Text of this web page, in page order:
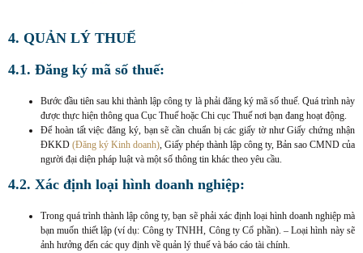
4. QUẢN LÝ THUẾ
4.1. Đăng ký mã số thuế:
Bước đầu tiên sau khi thành lập công ty là phải đăng ký mã số thuế. Quá trình này
được thực hiện thông qua Cục Thuế hoặc Chi cục Thuế nơi bạn đang hoạt động.
Để hoàn tất việc đăng ký, bạn sẽ cần chuẩn bị các giấy tờ như Giấy chứng nhận
ĐKKD (Đăng ký Kinh doanh), Giấy phép thành lập công ty, Bản sao CMND của
người đại diện pháp luật và một số thông tin khác theo yêu cầu.
4.2. Xác định loại hình doanh nghiệp:
Trong quá trình thành lập công ty, bạn sẽ phải xác định loại hình doanh nghiệp mà
bạn muốn thiết lập (ví dụ: Công ty TNHH, Công ty Cổ phần). – Loại hình này sẽ
ảnh hưởng đến các quy định về quản lý thuế và báo cáo tài chính.